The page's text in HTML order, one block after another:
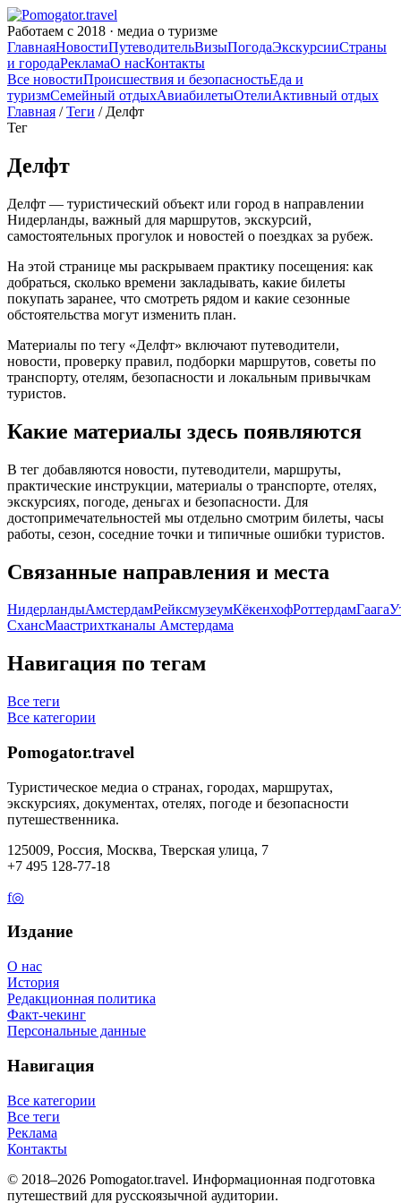
Работаем с 2018 · медиа о туризме
ГлавнаяНовостиПутеводительВизыПогодаЭкскурсииСтраны
и городаРекламаО насКонтакты
Все новостиПроисшествия и безопасностьЕда и
туризмСемейный отдыхАвиабилетыОтелиАктивный отдых
Главная /Теги / Делфт
Тег
Делфт
Делфт — туристический объект или город в направлении
Нидерланды, важный для маршрутов, экскурсий,
самостоятельных прогулок и новостей о поездках за рубеж.
На этой странице мы раскрываем практику посещения: как
добраться, сколько времени закладывать, какие билеты
покупать заранее, что смотреть рядом и какие сезонные
обстоятельства могут изменить план.
Материалы по тегу «Делфт» включают путеводители,
новости, проверку правил, подборки маршрутов, советы по
транспорту, отелям, безопасности и локальным привычкам
туристов.
Какие материалы здесь появляются
В тег добавляются новости, путеводители, маршруты,
практические инструкции, материалы о транспорте, отелях,
экскурсиях, погоде, деньгах и безопасности. Для
достопримечательностей мы отдельно смотрим билеты, часы
работы, сезон, соседние точки и типичные ошибки туристов.
Связанные направления и места
НидерландыАмстердамРейксмузеумКёкенхофРоттердамГаага
СхансМаастрихтканалы Амстердама
Навигация по тегам
Все теги
Все категории
Pomogator.travel
Туристическое медиа о странах, городах, маршрутах,
экскурсиях, документах, отелях, погоде и безопасности
путешественника.
125009, Россия, Москва, Тверская улица, 7
+7 495 128-77-18
f◎
Издание
О нас
История
Редакционная политика
Факт-чекинг
Персональные данные
Навигация
Все категории
Все теги
Реклама
Контакты
© 2018–2026 Pomogator.travel. Информационная подготовка
путешествий для русскоязычной аудитории.